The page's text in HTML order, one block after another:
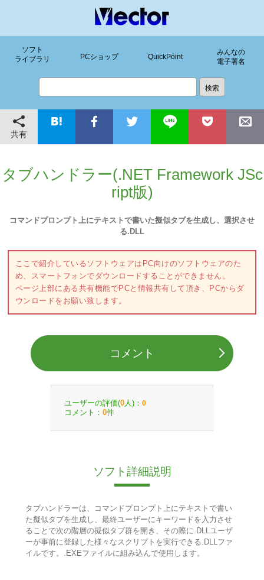
ソフト
ライブラリ
PCショップ QuickPoint
みんなの
電子署名
共有
タブハンドラー(.NET Framework JSc
ript版)
コマンドプロンプト上にテキストで書いた擬似タブを生成し、選択させ
る.DLL
ここで紹介しているソフトウェアはPC向けのソフトウェアのた
め、スマートフォンでダウンロードすることができません。
ページ上部にある共有機能でPCと情報共有して頂き、PCからダ
ウンロードをお願い致します。
コメント
ユーザーの評価(0 人)： 0
コメント： 0件
ソフト詳細説明
タブハンドラーは、コマンドプロンプト上にテキストで書い
た擬似タブを生成し、最終ユーザーにキーワードを入力させ
ることで次の階層の擬似タブ群を開き、その際に.DLLユーザ
ーが事前に登録した様々なスクリプトを実行できる.DLLファ
イルです。.EXEファイルに組み込んで使用します。